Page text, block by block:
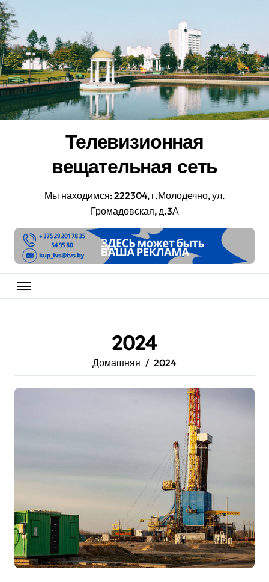
Перейти
к
содержанию
Телевизионная
вещательная сеть
Мы находимся: 222304, г.Молодечно, ул.
Громадовская, д.3А
2024
Домашняя 2024